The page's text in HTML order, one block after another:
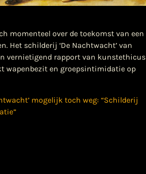
momenteel over de toekomst van een
Het schilderij ‘De Nachtwacht’ van
vernietigend rapport van kunstethicus
wapenbezit en groepsintimidatie op
mogelijk toch weg: “Schilderij